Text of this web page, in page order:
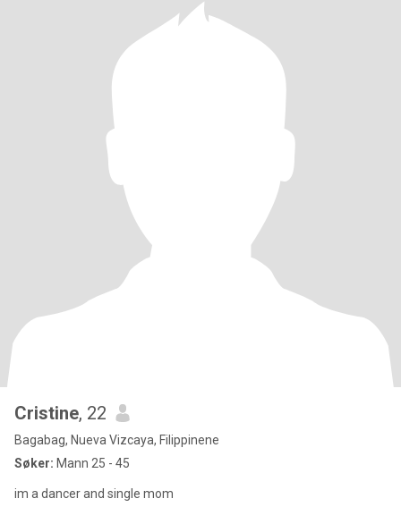
Cristine, 22
Bagabag, Nueva Vizcaya, Filippinene
Søker: Mann 25 - 45
im a dancer and single mom